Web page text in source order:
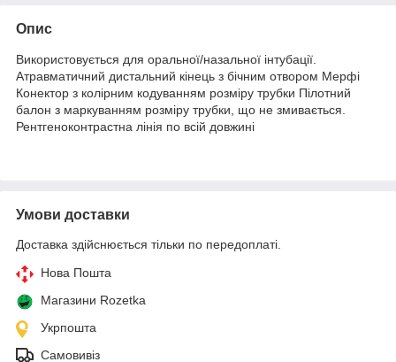
Опис
Використовується для оральної/назальної інтубації.
Атравматичний дистальний кінець з бічним отвором Мерфі
Конектор з колірним кодуванням розміру трубки Пілотний
балон з маркуванням розміру трубки, що не змивається.
Рентгеноконтрастна лінія по всій довжині
Умови доставки
Доставка здійснюється тільки по передоплаті.
Нова Пошта
Магазини Rozetka
Укрпошта
Самовивіз